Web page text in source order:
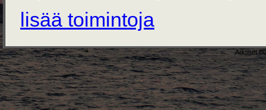
lisää toimintoja
Arktiset